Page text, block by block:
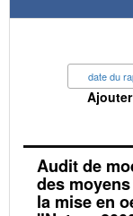
date du
Audit de
des
la mise en